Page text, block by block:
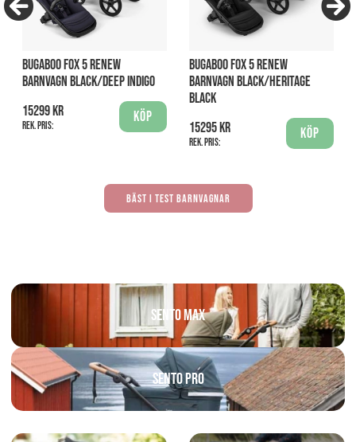
BUGABOO FOX 5 RENEW
BARNVAGN BLACK/DEEP INDIGO
15299 kr
Rek. pris:
Köp
BUGABOO FOX 5 RENEW
BARNVAGN BLACK/HERITAGE
BLACK
15295 kr
Rek. pris:
Köp
bäst i test barnvagnar
Sento Max
Sento PRO